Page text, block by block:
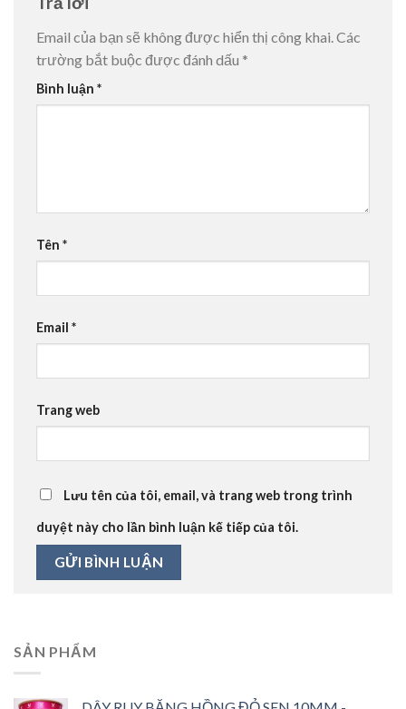
Email của bạn sẽ không được hiển thị công khai. Các
trường bắt buộc được đánh dấu *
Bình luận *
Tên *
Email *
Trang web
Lưu tên của tôi, email, và trang web trong trình
duyệt này cho lần bình luận kế tiếp của tôi.
SẢN PHẨM